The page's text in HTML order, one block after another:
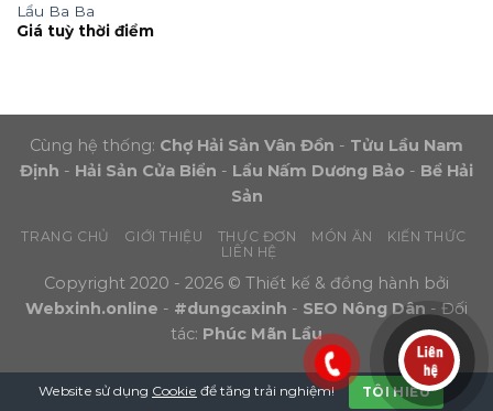
Lẩu Ba Ba
Giá tuỳ thời điểm
Cùng hệ thống: Chợ Hải Sản Vân Đồn - Tửu Lầu Nam
Định - Hải Sản Cửa Biển - Lẩu Nấm Dương Bảo - Bể Hải
Sản
TRANG CHỦ GIỚI THIỆU THỰC ĐƠN MÓN ĂN
KIẾN THỨC
LIÊN HỆ
Copyright 2020 - 2026 © Thiết kế & đồng hành bởi
Webxinh.online - #dungcaxinh - SEO Nông Dân - Đối
tác: Phúc Mãn Lầu
Website sử dụng Cookie để tăng trải nghiệm! TÔI HIỂU